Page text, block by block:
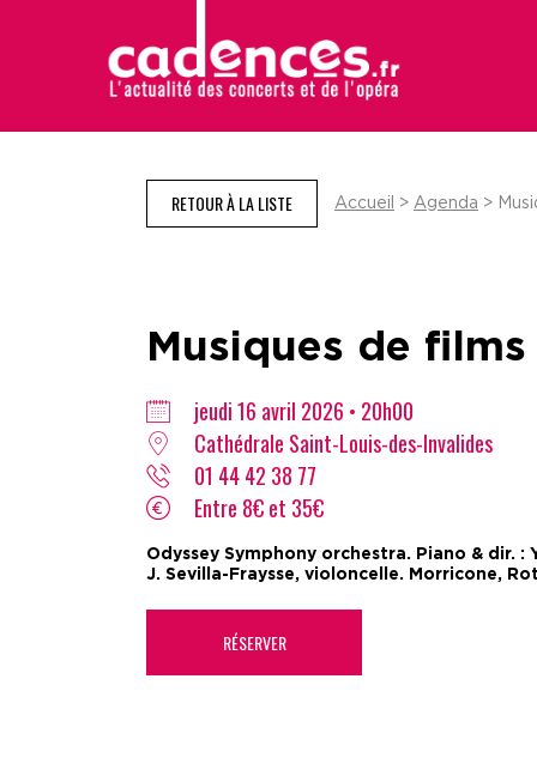
RETOUR À LA LISTE Accueil > Agenda >
Musiques de films
jeudi 16 avril 2026 • 20h00
Cathédrale Saint-Louis-des-Invalides
01 44 42 38 77
Entre 8€ et 35€
Odyssey Symphony orchestra. Piano & dir. :
J. Sevilla-Fraysse, violoncelle. Morricone,
RÉSERVER